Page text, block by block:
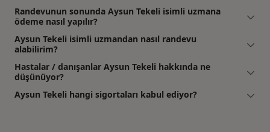
Randevunun sonunda Aysun Tekeli isimli uzmana
ödeme nasıl yapılır?
Aysun Tekeli isimli uzmandan nasıl randevu
alabilirim?
Hastalar / danışanlar Aysun Tekeli hakkında ne
düşünüyor?
Aysun Tekeli hangi sigortaları kabul ediyor?